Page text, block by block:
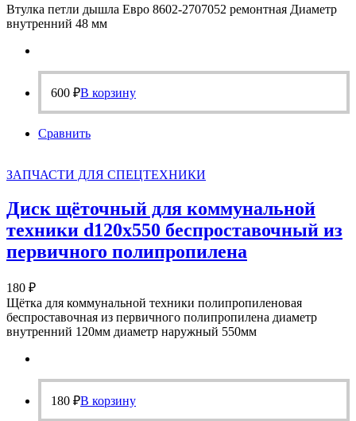
Втулка петли дышла Евро 8602-2707052 ремонтная Диаметр
внутренний 48 мм
600 ₽В корзину
Сравнить
ЗАПЧАСТИ ДЛЯ СПЕЦТЕХНИКИ
Диск щёточный для коммунальной
техники d120х550 беспроставочный из
первичного полипропилена
180 ₽
Щётка для коммунальной техники полипропиленовая
беспроставочная из первичного полипропилена диаметр
внутренний 120мм диаметр наружный 550мм
180 ₽В корзину